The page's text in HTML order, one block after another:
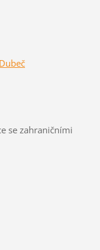
se zahraničními